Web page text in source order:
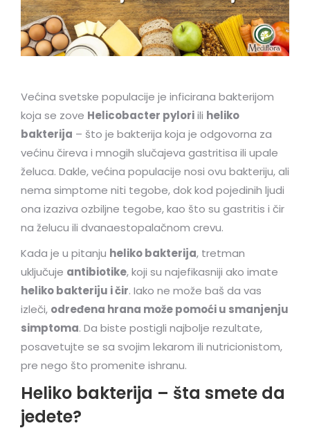
Većina svetske populacije je inficirana bakterijom
koja se zove Helicobacter pyloriili heliko
bakterija – što je bakterija koja je odgovorna za
većinu čireva i mnogih slučajeva gastritisa ili upale
želuca. Dakle, većina populacije nosi ovu bakteriju, ali
nema simptome niti tegobe, dok kod pojedinih ljudi
ona izaziva ozbiljne tegobe, kao što su gastritis i čir
na želucu ili dvanaestopalačnom crevu.
Kada je u pitanju heliko bakterija, tretman
uključuje antibiotike, koji su najefikasniji ako imate
heliko bakteriju i čir. Iako ne može baš da vas
izleči, određena hrana može pomoći u smanjenju
simptoma. Da biste postigli najbolje rezultate,
posavetujte se sa svojim lekarom ili nutricionistom,
pre nego što promenite ishranu.
Heliko bakterija – šta smete da
jedete?